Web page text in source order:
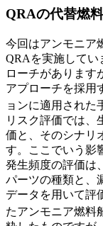
QRAの代替燃
今回はアンモニア
QRAを実施してい
ローチがあります
アプローチを採用
ョンに適用された
リスク評価では、
価と、そのシナリ
す。ここでいう影
発生頻度の評価は
パーツの種類と、
データを用いて評
たアンモニア燃料